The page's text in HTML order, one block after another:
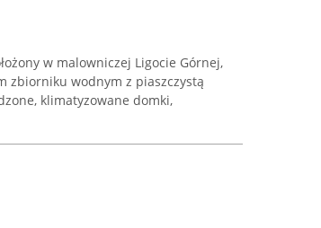
w malowniczej Ligocie Górnej,
zbiorniku wodnym z piaszczystą
klimatyzowane domki,